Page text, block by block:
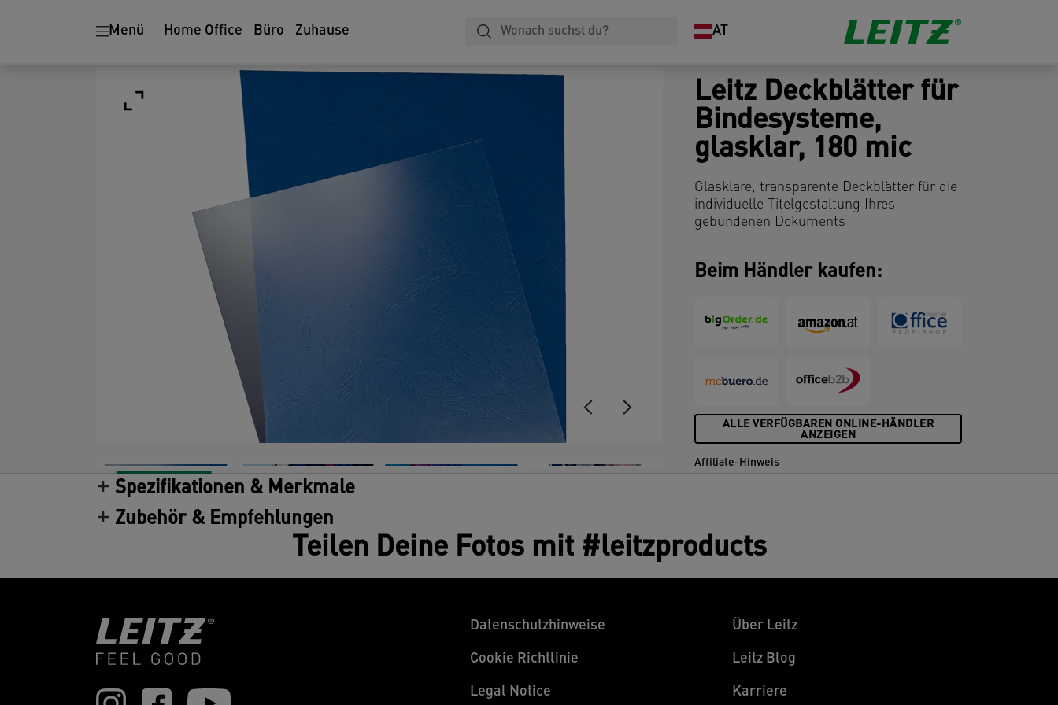
Menü Home Office Büro Zuhause AT
Leitz Deckblätter für
Bindesysteme,
glasklar, 180 mic
Glasklare, transparente Deckblätter für die
individuelle Titelgestaltung Ihres
gebundenen Dokuments
Beim Händler kaufen:
ALLE VERFÜGBAREN ONLINE-HÄNDLER
ANZEIGEN
Affiliate-Hinweis
Spezifikationen & Merkmale
Zubehör & Empfehlungen
Teilen Deine Fotos mit #leitzproducts
Datenschutzhinweise
Cookie Richtlinie
Legal Notice
Über Leitz
Leitz Blog
Karriere